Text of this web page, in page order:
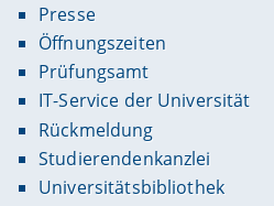
Presse
Öffnungszeiten
Prüfungsamt
IT-Service der Universität
Rückmeldung
Studierendenkanzlei
Universitätsbibliothek